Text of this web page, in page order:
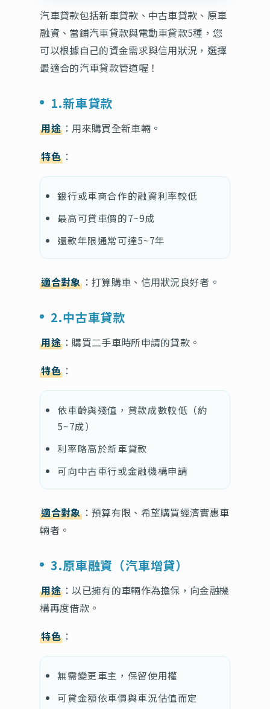
汽車貸款包括新車貸款、中古車貸款、原車
融資、當鋪汽車貸款與電動車貸款5種，您
可以根據自己的資金需求與信用狀況，選擇
最適合的汽車貸款管道喔！
1.新車貸款
用途：用來購買全新車輛。
特色：
銀行或車商合作的融資利率較低
最高可貸車價的7~9成
還款年限通常可達5~7年
適合對象：打算購車、信用狀況良好者。
2.中古車貸款
用途：購買二手車時所申請的貸款。
特色：
依車齡與殘值，貸款成數較低（約
5~7成）
利率略高於新車貸款
可向中古車行或金融機構申請
適合對象：預算有限、希望購買經濟實惠車
輛者。
3.原車融資（汽車增貸）
用途：以已擁有的車輛作為擔保，向金融機
構再度借款。
特色：
無需變更車主，保留使用權
可貸金額依車價與車況估值而定